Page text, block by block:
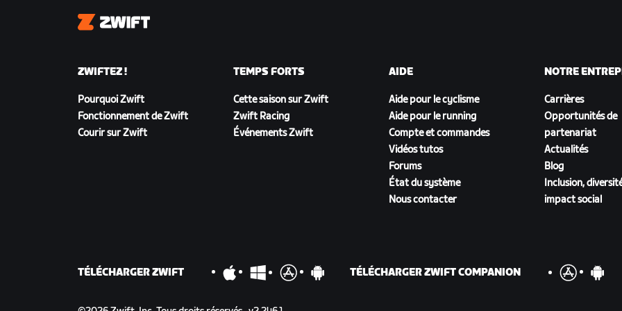
Zwift
ZWIFTEZ !
Pourquoi Zwift
Fonctionnement de Zwift
Courir sur Zwift
TEMPS FORTS
Cette saison sur Zwift
Zwift Racing
Événements Zwift
AIDE
Aide pour le cyclisme
Aide pour le running
Compte et commandes
Vidéos tutos
Forums
État du système
Nous contacter
NOTRE
Carrières
Opportunités de
partenariat
Actualités
Blog
Inclusion,
impact social
TÉLÉCHARGER ZWIFT TÉLÉCHARGER ZWIFT COMPANION